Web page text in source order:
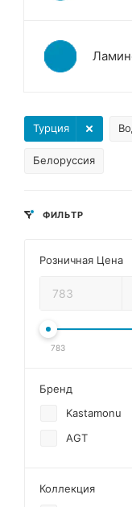
Белоруссия
Турция
ФИЛЬТР
Розничная Цена
783
Бренд
Kastamonu
AGT
Коллекция